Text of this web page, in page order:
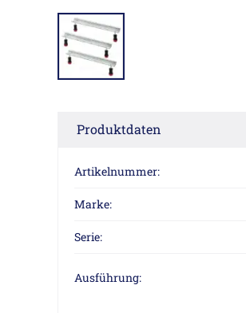
Produktdaten
Artikelnummer:
Marke:
Serie:
Ausführung: